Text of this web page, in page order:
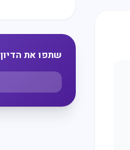
שתפו את הדיון